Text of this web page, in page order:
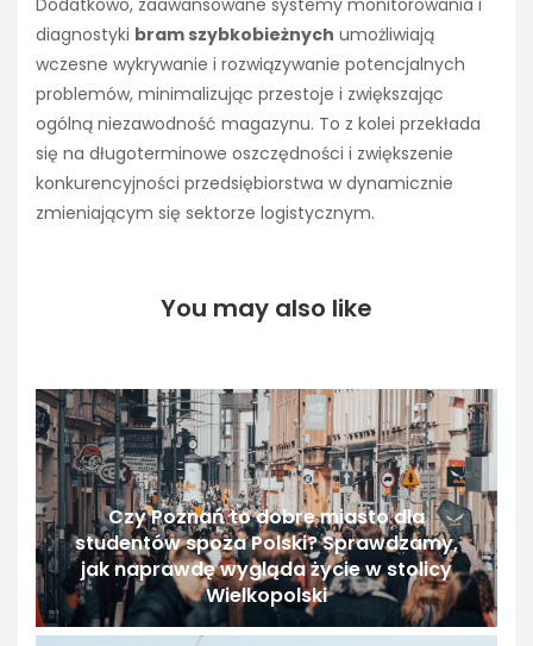
Dodatkowo, zaawansowane systemy monitorowania i
diagnostyki bram szybkobieżnych umożliwiają
wczesne wykrywanie i rozwiązywanie potencjalnych
problemów, minimalizując przestoje i zwiększając
ogólną niezawodność magazynu. To z kolei przekłada
się na długoterminowe oszczędności i zwiększenie
konkurencyjności przedsiębiorstwa w dynamicznie
zmieniającym się sektorze logistycznym.
You may also like
Czy Poznań to dobre miasto dla
studentów spoza Polski? Sprawdzamy,
jak naprawdę wygląda życie w stolicy
Wielkopolski